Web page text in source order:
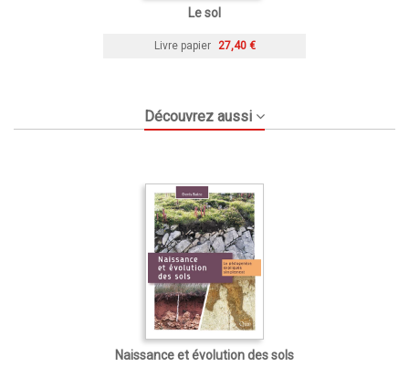
Le sol
Livre papier 27,40 €
Découvrez aussi
Naissance et évolution des sols